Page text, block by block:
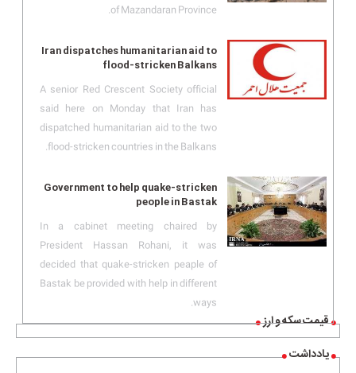
قیمت سکه و ارز
یادداشت
of Mazandaran Province.
Iran dispatches humanitarian aid to
flood-stricken Balkans
A senior Red Crescent Society official
said here on Monday that Iran has
dispatched humanitarian aid to the two
flood-stricken countries in the Balkans.
Government to help quake-stricken
people in Bastak
In a cabinet meeting chaired by
President Hassan Rohani, it was
decided that quake-stricken peaple of
Bastak be provided with help in different
ways.